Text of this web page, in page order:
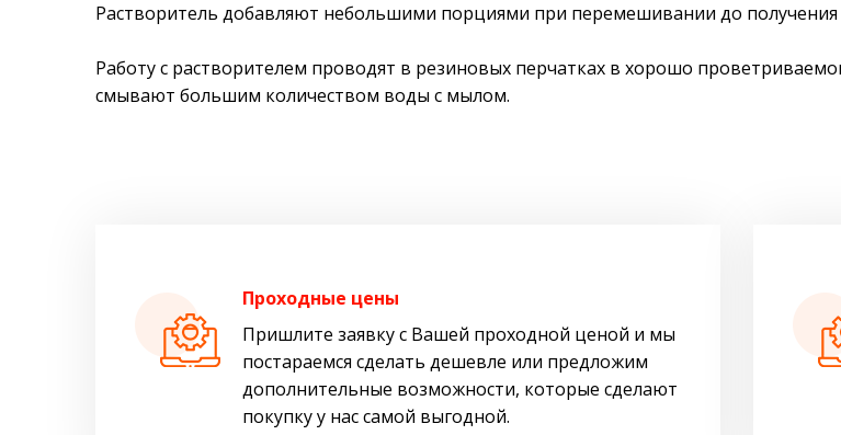
Растворитель добавляют небольшими порциями при перемешивании до получения
Работу с растворителем проводят в резиновых перчатках в хорошо
смывают большим количеством воды с мылом.
Проходные цены
Пришлите заявку с Вашей проходной ценой и мы
постараемся сделать дешевле или предложим
дополнительные возможности, которые сделают
покупку у нас самой выгодной.